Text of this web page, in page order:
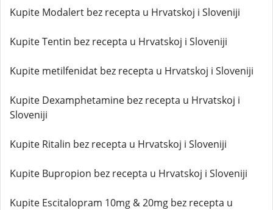
Kupite Modalert bez recepta u Hrvatskoj i Sloveniji
Kupite Tentin bez recepta u Hrvatskoj i Sloveniji
Kupite metilfenidat bez recepta u Hrvatskoj i Sloveniji
Kupite Dexamphetamine bez recepta u Hrvatskoj i
Sloveniji
Kupite Ritalin bez recepta u Hrvatskoj i Sloveniji
Kupite Bupropion bez recepta u Hrvatskoj i Sloveniji
Kupite Escitalopram 10mg & 20mg bez recepta u